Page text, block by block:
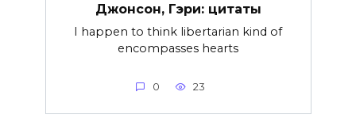
Джонсон, Гэри: цитаты
I happen to think libertarian kind of
encompasses hearts
0 23